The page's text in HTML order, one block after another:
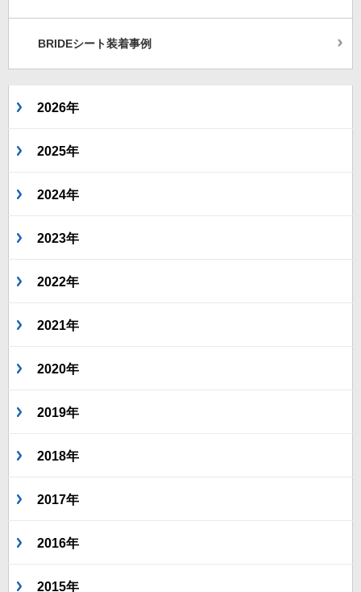
BRIDEシート装着事例
2026年
2025年
2024年
2023年
2022年
2021年
2020年
2019年
2018年
2017年
2016年
2015年